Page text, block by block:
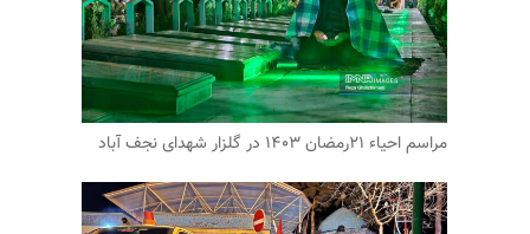
مراسم احیاء ۲۱رمضان ۱۴۰۳ در گلزار شهدای نجف آباد